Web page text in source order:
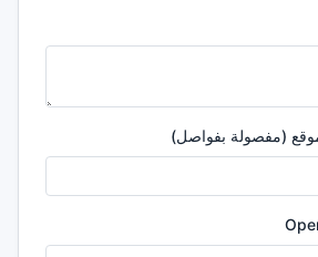
(مفصولة بفواصل)